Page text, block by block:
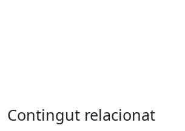
Contingut relacionat